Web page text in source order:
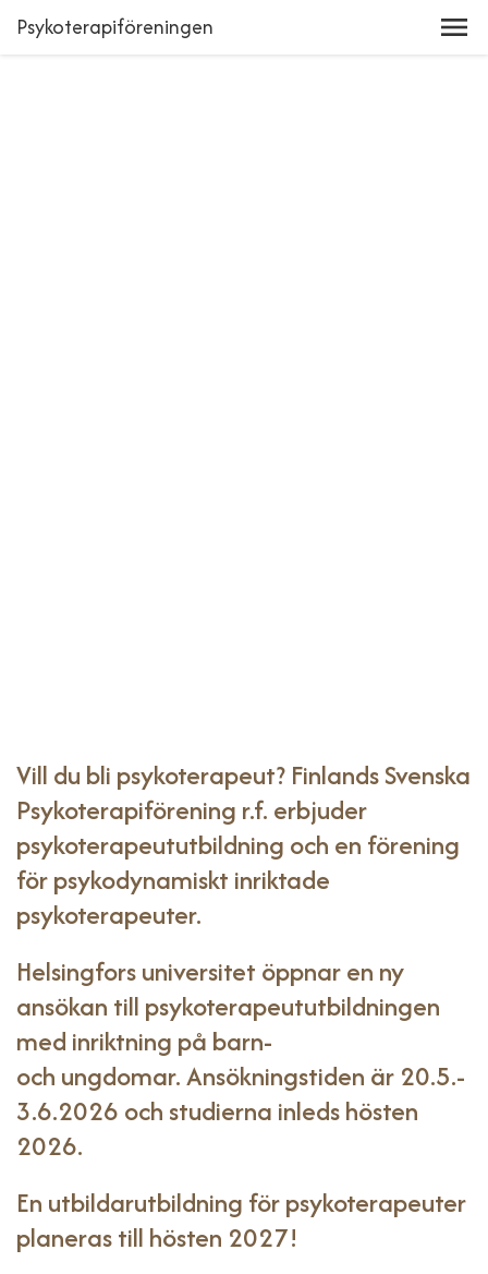
Psykoterapiföreningen
Vill du bli psykoterapeut? Finlands Svenska
Psykoterapiförening r.f. erbjuder
psykoterapeututbildning och en förening
för psykodynamiskt inriktade
psykoterapeuter.
Helsingfors universitet öppnar en ny
ansökan till psykoterapeututbildningen
med inriktning på barn-
och ungdomar. Ansökningstiden är 20.5.-
3.6.2026 och studierna inleds hösten
2026.
En utbildarutbildning för psykoterapeuter
planeras till hösten 2027!